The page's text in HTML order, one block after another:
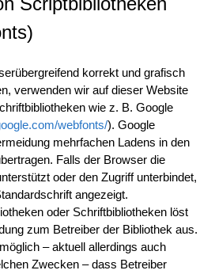
korrekt und grafisch
verwenden wir auf dieser Website
wie z. B. Google
webfonts/). Google
mehrfachen Ladens in den
Falls der Browser die
oder den Zugriff unterbindet,
angezeigt.
oder Schriftbibliotheken löst
zum Betreiber der Bibliothek aus.
– aktuell allerdings auch
Zwecken – dass Betreiber